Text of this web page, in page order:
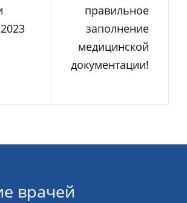
правильное
заполнение
медицинской
документации!
врачей